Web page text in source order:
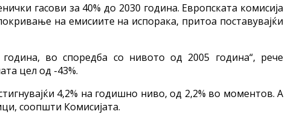
гасови за 40% до 2030 година. Европската комисија
на емисиите на испорака, притоа поставувајќи
во споредба со нивото од 2005 година“, рече
цел од -43%.
4,2% на годишно ниво, од 2,2% во моментов. А
соопшти Комисијата.